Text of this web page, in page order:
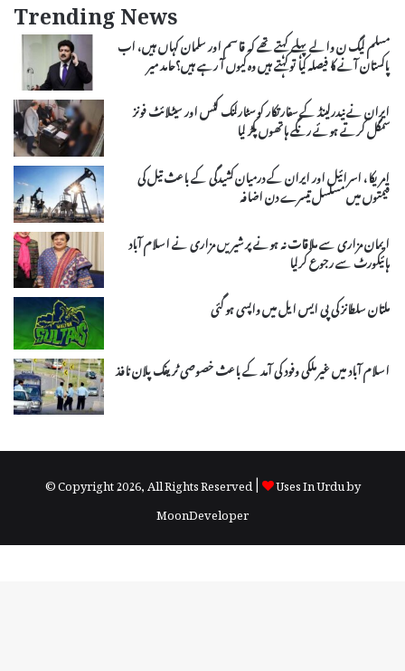
Trending News
مسلم لیگ ن والے پہلے کہتے تھے کہ قاسم اور سلمان کہاں ہیں، اب
پاکستان آنے کا فیصلہ کیا توکہتے ہیں وہ کیوں آ رہے ہیں؟حامد میر
ایران نے نیدرلینڈ کے سفارتکار کو سٹارلنک کٹس اور سیٹلائٹ فونز
سمگل کرتے ہوئے رنگے ہاتھوں پکڑ لیا
امریکا، اسرائیل اور ایران کے درمیان کشیدگی کے باعث تیل کی
قیمتوں میں مسلسل تیسرے دن اضافہ
ایمان مزاری سے ملاقات نہ ہونے پر شیریں مزاری نے اسلام آباد
ہائیکورٹ سے رجوع کرلیا
ملتان سلطانز کی پی ایس ایل میں واپسی ہو گئی
اسلام آباد میں غیرملکی وفود کی آمد کے باعث خصوصی ٹریفک پلان نافذ
© Copyright 2026, All Rights Reserved |
Uses In Urdu by
MoonDeveloper